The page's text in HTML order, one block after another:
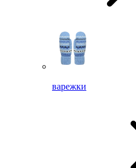
варежки